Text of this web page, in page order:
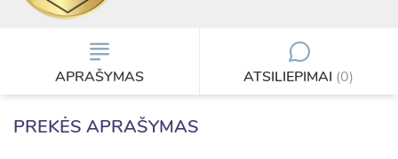
APRAŠYMAS ATSILIEPIMAI (0)
PREKĖS APRAŠYMAS